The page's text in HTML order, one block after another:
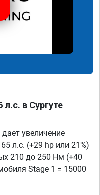
л.с. в Сургуте
увеличение
л.с. (+29 hp или 21%)
210 до 250 Нм (+40
Stage 1 = 15000